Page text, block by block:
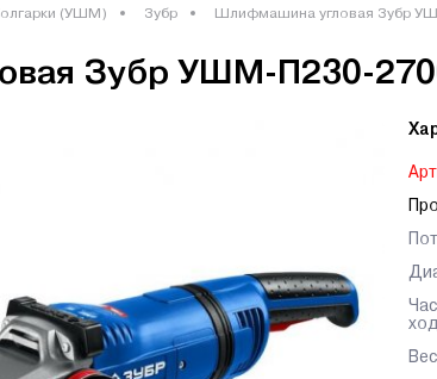
(УШМ) Зубр Шлифмашина угловая Зубр
Зубр УШМ-П230-
Вес